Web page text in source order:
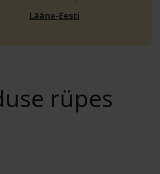
Lääne-Eesti
rüpes